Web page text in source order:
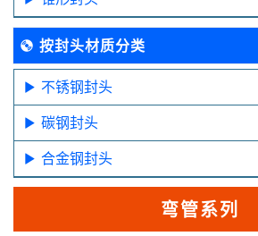
按封头材质分类
不锈钢封头
碳钢封头
合金钢封头
弯管系列